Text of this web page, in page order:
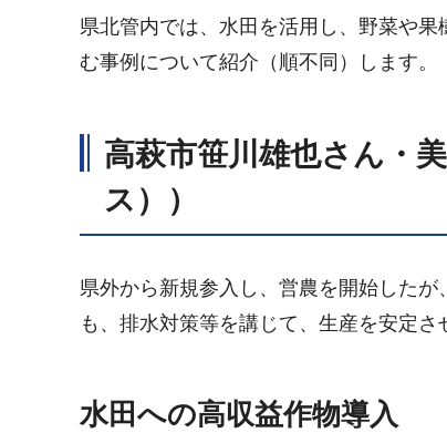
県北管内では、水田を活用し、野菜や
む事例について紹介（順不同）します。
高萩市笹川雄也さん・
ス））
県外から新規参入し、営農を開始した
も、排水対策等を講じて、生産を安定さ
水田への高収益作物導入